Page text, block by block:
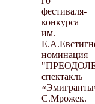
фестиваля-
конкурса
им.
номинация
спектакль
С.Мрожек.